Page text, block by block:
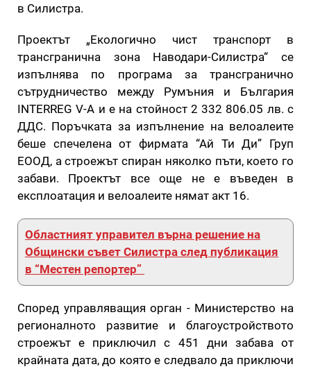
в Силистра.
Проектът „Екологично чист транспорт в
трансгранична зона Наводари-Силистра“ се
изпълнява по програма за трансгранично
сътрудничество между Румъния и България
INTERREG V-A и е на стойност 2 332 806.05 лв. с
ДДС. Поръчката за изпълнение на велоалеите
беше спечелена от фирмата “Ай Ти Ди” Груп
ЕООД, а строежът спиран няколко пъти, което го
забави. Проектът все още не е въведен в
експлоатация и велоалеите нямат акт 16.
Областният управител върна решение на
Общински съвет Силистра след публикация
в “Местен репортер”
Според управляващия орган - Министерство на
регионалното развитие и благоустройството
строежът е приключил с 451 дни забава от
крайната дата, до която е следвало да приключи